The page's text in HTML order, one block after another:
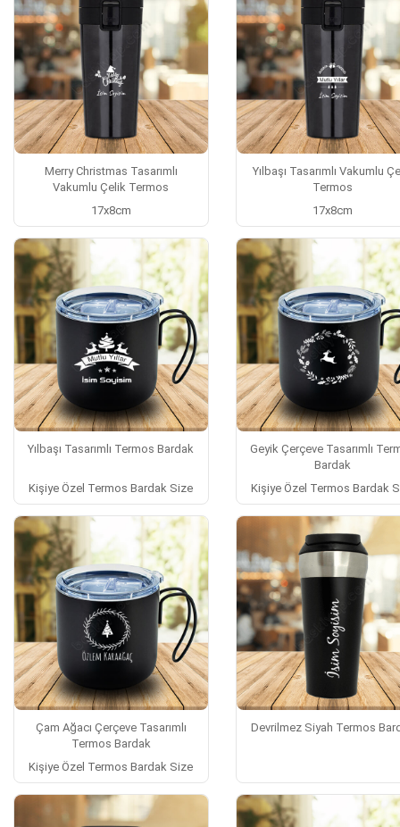
Merry Christmas Tasarımlı
Vakumlu Çelik Termos
17x8cm
Yılbaşı Tasarımlı Vakumlu
Termos
17x8cm
Yılbaşı Tasarımlı Termos Bardak
Kişiye Özel Termos Bardak Size
Geyik Çerçeve Tasarımlı
Bardak
Kişiye Özel Termos Bardak
Çam Ağacı Çerçeve Tasarımlı
Termos Bardak
Kişiye Özel Termos Bardak Size
Devrilmez Siyah Termos